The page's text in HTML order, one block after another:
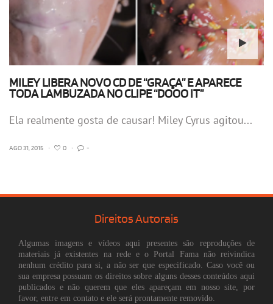
MILEY LIBERA NOVO CD DE “GRAÇA” E APARECE
TODA LAMBUZADA NO CLIPE “DOOO IT”
Ela realmente gosta de causar! Miley Cyrus agitou...
AGO 31, 2015 • 0 • -
Direitos Autorais
Algumas imagens e vídeos aqui presentes são reproduções de
materiais já existentes na rede e o Portal Fama não reivindica
nenhum crédito para si, a não ser que especificado. Caso você ou
sua empresa possuam os direitos sobre alguns desses conteúdos aqui
publicados e não querem que eles apareçam em nosso site, por
favor, entre em contato e ele será prontamente removido.